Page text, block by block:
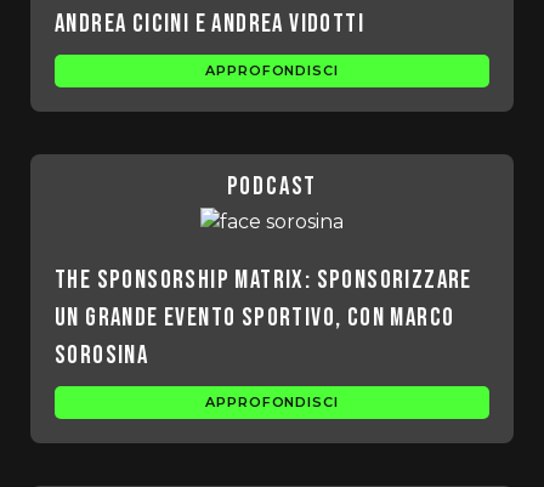
Andrea Cicini e Andrea Vidotti
APPROFONDISCI
podcast
The sponsorship matrix: sponsorizzare
un grande evento sportivo, con Marco
Sorosina
APPROFONDISCI